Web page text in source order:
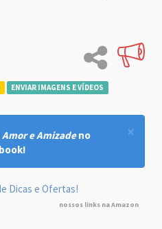
ENVIAR IMAGENS E VÍDEOS
×
Amor e Amizadeno
Dicas e Ofertas!
nossos links na Amazon